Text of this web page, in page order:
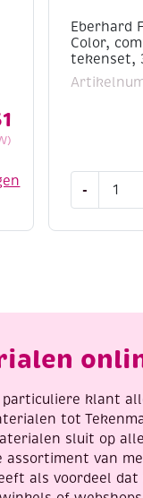
Eberhard
Color,
tekenset,
-
delig
klant
tot
sluit op
van
als voordeel